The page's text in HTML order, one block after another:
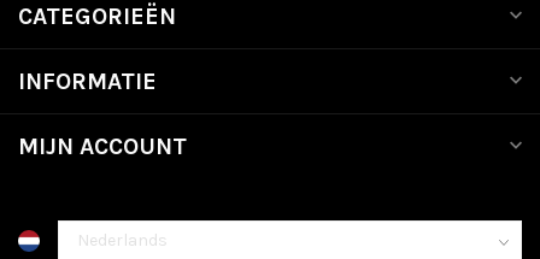
CATEGORIEËN
INFORMATIE
MIJN ACCOUNT